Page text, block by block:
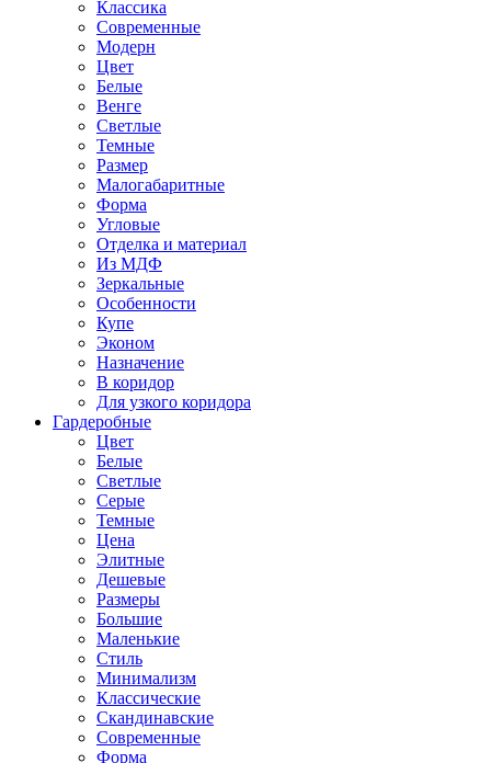
Классика
Современные
Модерн
Цвет
Белые
Венге
Светлые
Темные
Размер
Малогабаритные
Форма
Угловые
Отделка и материал
Из МДФ
Зеркальные
Особенности
Купе
Эконом
Назначение
В коридор
Для узкого коридора
Гардеробные
Цвет
Белые
Светлые
Серые
Темные
Цена
Элитные
Дешевые
Размеры
Большие
Маленькие
Стиль
Минимализм
Классические
Скандинавские
Современные
Форма